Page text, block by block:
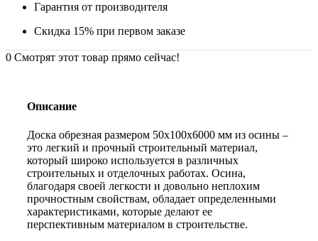
Гарантия от производителя
Скидка 15% при первом заказе
0 Смотрят этот товар прямо сейчас!
Описание
Доска обрезная размером 50х100х6000 мм из осины –
это легкий и прочный строительный материал,
который широко используется в различных
строительных и отделочных работах. Осина,
благодаря своей легкости и довольно неплохим
прочностным свойствам, обладает определенными
характеристиками, которые делают ее
перспективным материалом в строительстве.